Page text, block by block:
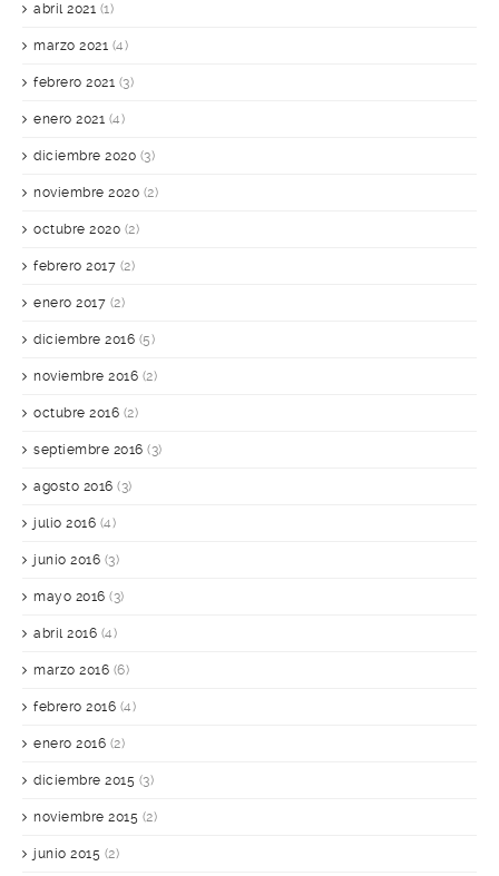
abril 2021 (1)
marzo 2021 (4)
febrero 2021 (3)
enero 2021 (4)
diciembre 2020 (3)
noviembre 2020 (2)
octubre 2020 (2)
febrero 2017 (2)
enero 2017 (2)
diciembre 2016 (5)
noviembre 2016 (2)
octubre 2016 (2)
septiembre 2016 (3)
agosto 2016 (3)
julio 2016 (4)
junio 2016 (3)
mayo 2016 (3)
abril 2016 (4)
marzo 2016 (6)
febrero 2016 (4)
enero 2016 (2)
diciembre 2015 (3)
noviembre 2015 (2)
junio 2015 (2)